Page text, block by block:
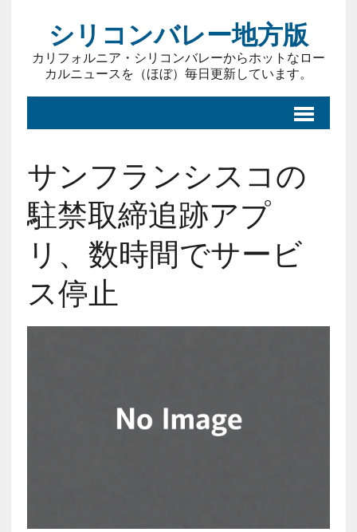
シリコンバレー地方版
カリフォルニア・シリコンバレーからホットなロー
カルニュースを（ほぼ）毎日更新しています。
サンフランシスコの
駐禁取締追跡アプ
リ、数時間でサービ
ス停止